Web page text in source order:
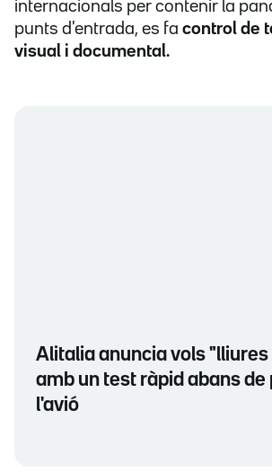
internacionals per contenir la
punts d'entrada, es fa control de
visual i documental.
Alitalia anuncia vols "lliures
amb un test ràpid abans de
l'avió